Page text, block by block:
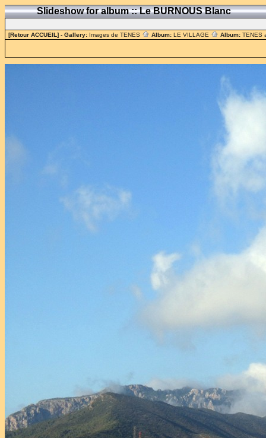
Slideshow for album :: Le BURNOUS Blanc
[Retour ACCUEIL] - Gallery: Images de TENES Album: LE VILLAGE Album: TENES